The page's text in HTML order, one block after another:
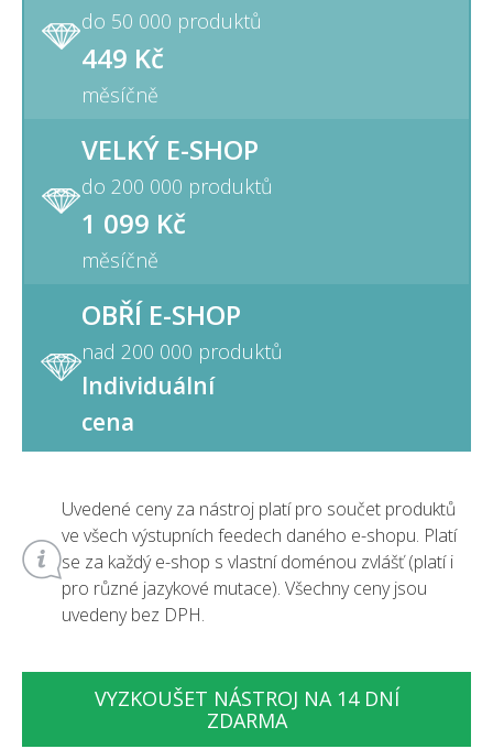
do 50 000 produktů
449 Kč
měsíčně
VELKÝ E-SHOP
do 200 000 produktů
1 099 Kč
měsíčně
OBŘÍ E-SHOP
nad 200 000 produktů
Individuální
cena
Uvedené ceny za nástroj platí pro součet produktů
ve všech výstupních feedech daného e-shopu. Platí
se za každý e-shop s vlastní doménou zvlášť (platí i
pro různé jazykové mutace). Všechny ceny jsou
uvedeny bez DPH.
VYZKOUŠET NÁSTROJ NA 14 DNÍ
ZDARMA